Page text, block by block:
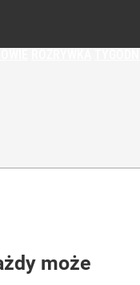
może